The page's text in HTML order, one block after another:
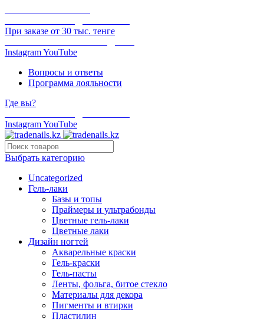
При заказе от 30 тыс. тенге
InstagramYouTube
Вопросы и ответы
Программа лояльности
Где вы?
InstagramYouTube
Выбрать категорию
Uncategorized
Гель-лаки
Базы и топы
Праймеры и ультрабонды
Цветные гель-лаки
Цветные лаки
Дизайн ногтей
Акварельные краски
Гель-краски
Гель-пасты
Ленты, фольга, битое стекло
Материалы для декора
Пигменты и втирки
Пластилин